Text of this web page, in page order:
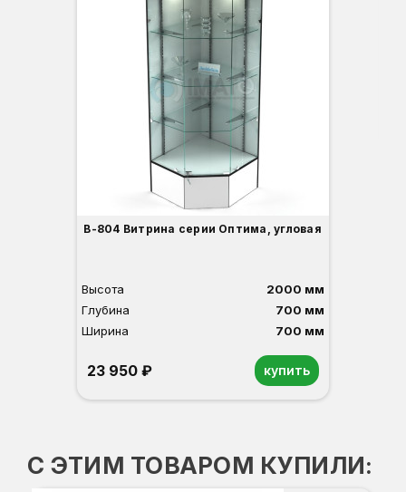
В-804 Витрина серии Оптима, угловая
Высота
2000 мм
Глубина
700 мм
Ширина
700 мм
23 950 ₽ купить
С ЭТИМ ТОВАРОМ КУПИЛИ: